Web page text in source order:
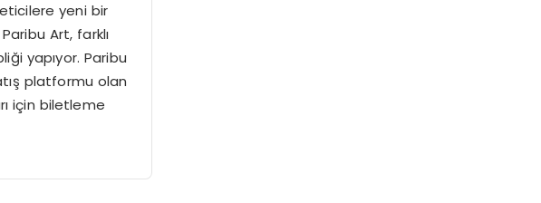
yeni bir
Art, farklı
yapıyor. Paribu
platformu olan
için biletleme